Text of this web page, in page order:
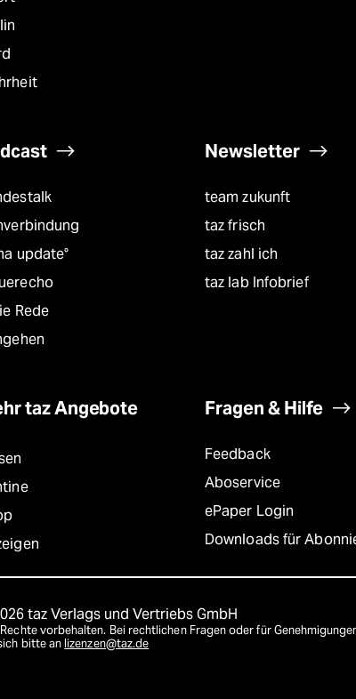
update°
Rede
Newsletter
team zukunft
taz frisch
taz zahl ich
taz lab Infobrief
taz Angebote Fragen & Hilfe
Feedback
Aboservice
ePaper Login
Downloads für
taz Verlags und Vertriebs GmbH
vorbehalten. Bei rechtlichen Fragen oder für
bitte an lizenzen@taz.de